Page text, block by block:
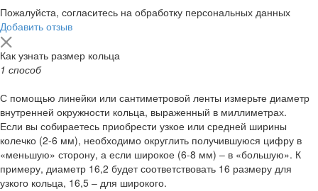
Пожалуйста, согласитесь на обработку персональных данных
Добавить отзыв
Как узнать размер кольца
1 способ
С помощью линейки или сантиметровой ленты измерьте диаметр
внутренней окружности кольца, выраженный в миллиметрах.
Если вы собираетесь приобрести узкое или средней ширины
колечко (2-6 мм), необходимо округлить получившуюся цифру в
«меньшую» сторону, а если широкое (6-8 мм) – в «большую». К
примеру, диаметр 16,2 будет соответствовать 16 размеру для
узкого кольца, 16,5 – для широкого.